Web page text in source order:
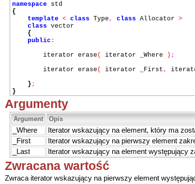
namespace std
{
template < class Type , class Allocator >
class vector
{
public :
iterator erase ( iterator _Where ) ;
iterator erase ( iterator _First ,
} ;
}
Argumenty
Argument Opis
_Where
Iterator wskazujący na element, który ma
_First
Iterator wskazujący na pierwszy element
_Last
Iterator wskazujący na element występujący
Zwracana wartość
Zwraca iterator wskazujący na pierwszy element